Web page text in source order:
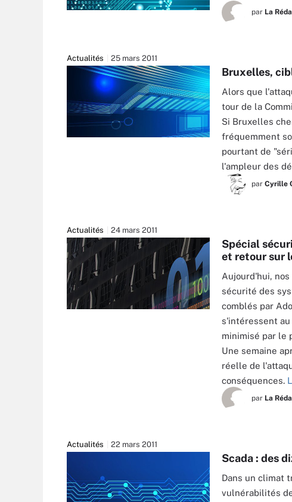
par La
Actualités 25 mars 2011
Bruxelles,
Alors que
tour de la
Si Bruxelles
fréquemment
pourtant de
l'ampleur des
par Cyrille
Actualités 24 mars 2011
Spécial
et retour sur
Aujourd'hui,
sécurité des
comblés par
s'intéressent au
minimisé par le
Une semaine
réelle de
conséquences.
par La
Actualités 22 mars 2011
Scada : des
Dans un climat
vulnérabilités